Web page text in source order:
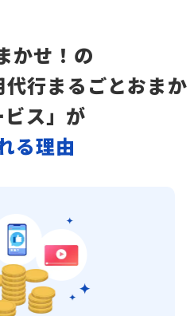
かせ！の
代行まるごとおまか
ス」が
る理由